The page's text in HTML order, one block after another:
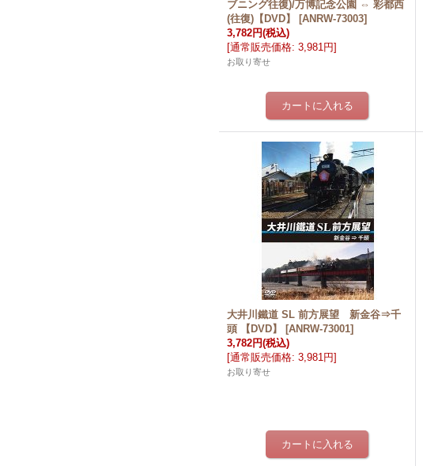
ブニング往復)/万博記念公園 ⇔ 彩都西
(往復)【DVD】
[ANRW-73003]
3,782円(税込)
[通常販売価格: 3,981円]
お取り寄せ
大井川鐵道 SL 前方展望 新金谷⇒千
頭 【DVD】
[ANRW-73001]
3,782円(税込)
[通常販売価格: 3,981円]
お取り寄せ